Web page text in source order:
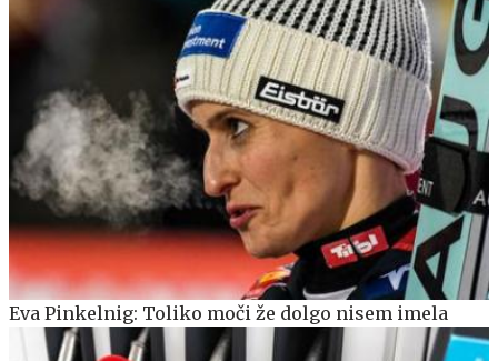
Eva Pinkelnig: Toliko moči že dolgo nisem imela